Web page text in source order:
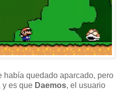
había quedado aparcado, pero
y es que Daemos, el usuario